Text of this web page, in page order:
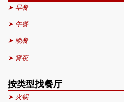
➤ 早餐
➤ 午餐
➤ 晚餐
➤ 宵夜
按类型找餐厅
➤ 火锅